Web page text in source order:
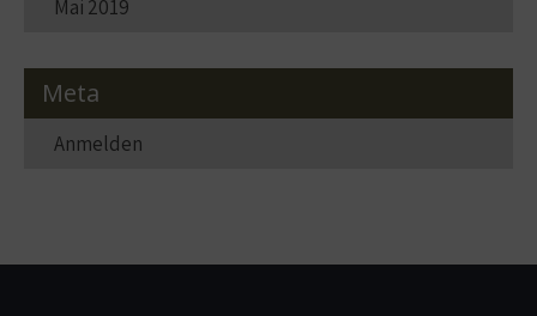
Mai 2019
Meta
Anmelden